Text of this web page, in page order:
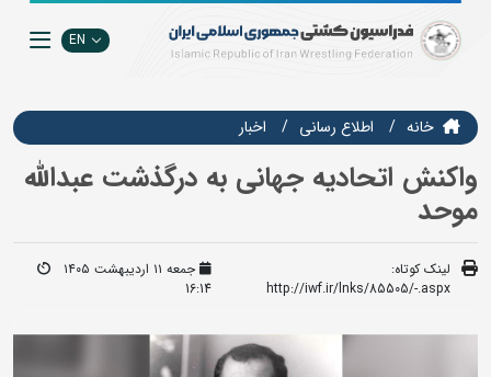
EN
خانه اطلاع رسانی اخبار
واکنش اتحادیه جهانی به درگذشت عبدالله
موحد
لینک کوتاه:
http://iwf.ir/lnks/85505/-.aspx
جمعه ۱۱ اردیبهشت ۱۴۰۵
16:14